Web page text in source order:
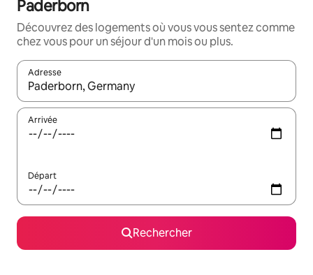
Paderborn
Découvrez des logements où vous vous sentez comme
chez vous pour un séjour d'un mois ou plus.
Adresse
Lorsque les résultats s'affichent, utilisez les flèches vers le
Arrivée
Départ
Rechercher